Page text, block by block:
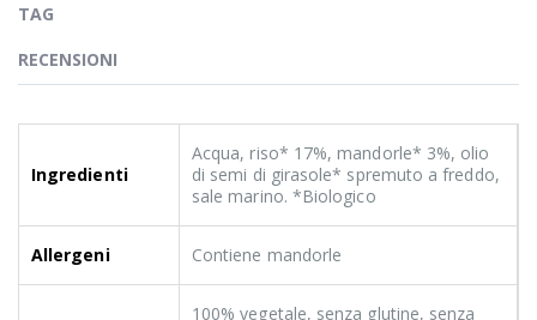
TAG
RECENSIONI
Ingredienti
Acqua, riso* 17%, mandorle* 3%, olio
di semi di girasole* spremuto a freddo,
sale marino. *Biologico
Allergeni Contiene mandorle
100% vegetale, senza glutine, senza